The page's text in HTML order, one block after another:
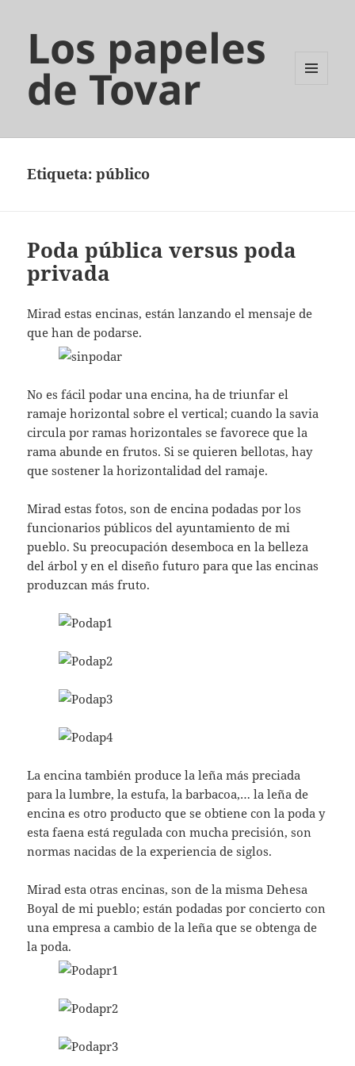
Los papeles
de Tovar
Etiqueta:público
Poda pública versus poda
privada
Mirad estas encinas, están lanzando el mensaje de
que han de podarse.
No es fácil podar una encina, ha de triunfar el
ramaje horizontal sobre el vertical; cuando la savia
circula por ramas horizontales se favorece que la
rama abunde en frutos. Si se quieren bellotas, hay
que sostener la horizontalidad del ramaje.
Mirad estas fotos, son de encina podadas por los
funcionarios públicos del ayuntamiento de mi
pueblo. Su preocupación desemboca en la belleza
del árbol y en el diseño futuro para que las encinas
produzcan más fruto.
La encina también produce la leña más preciada
para la lumbre, la estufa, la barbacoa,… la leña de
encina es otro producto que se obtiene con la poda y
esta faena está regulada con mucha precisión, son
normas nacidas de la experiencia de siglos.
Mirad esta otras encinas, son de la misma Dehesa
Boyal de mi pueblo; están podadas por concierto con
una empresa a cambio de la leña que se obtenga de
la poda.